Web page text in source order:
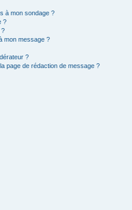
à mon sondage ?
?
?
mon message ?
?
page de rédaction de message ?